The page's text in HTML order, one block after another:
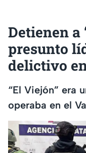
Detienen a
presunto
delictivo
“El Viejón” era
operaba en el